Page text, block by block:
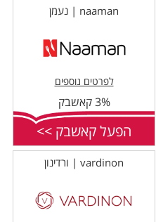
naaman | נעמן
לפרטים נוספים
3% קאשבק
הפעל קאשבק >>
vardinon | ורדינון